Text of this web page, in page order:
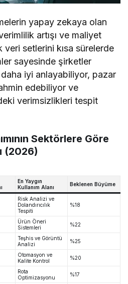
yapay zekaya olan
artışı ve maliyet
setlerini kısa sürelerde
sayesinde şirketler
daha iyi anlayabiliyor, pazar
edebiliyor ve
verimsizlikleri tespit
Sektörlere Göre
(2026)
En Yaygın
Kullanım Alanı
Beklenen Büyüme
Risk Analizi ve
Dolandırıcılık
Tespiti
%18
Ürün Öneri
Sistemleri
%22
Teşhis ve Görüntü
Analizi
%25
Otomasyon ve
Kalite Kontrol
%20
Rota
Optimizasyonu
%17